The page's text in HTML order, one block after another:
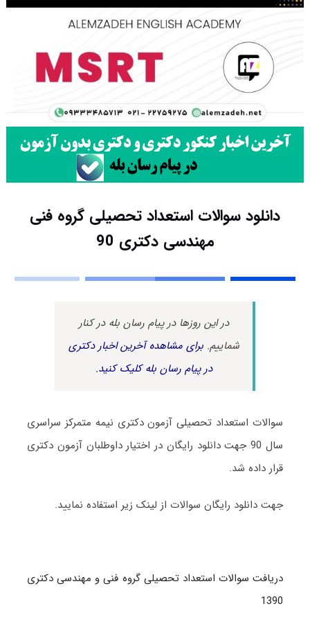
دانلود سوالات استعداد تحصیلی گروه فنی
مهندسی دکتری 90
در این روزها در پیام رسان بله در کنار
شماییم.برای مشاهده آخرین اخبار دکتری
در پیام رسان بله کلیک کنید.
سوالات استعداد تحصیلی آزمون دکتری نیمه متمرکز سراسری
سال 90 جهت دانلود رایگان در اختیار داوطلبان آزمون دکتری
قرار داده شد.
جهت دانلود رایگان سوالات از لینک زیر استفاده نمایید.
دریافت سوالات استعداد تحصیلی گروه فنی و مهندسی دکتری
1390